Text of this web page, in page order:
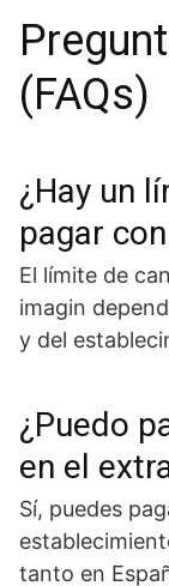
(FAQs)
¿Hay un
pagar
El límite de
imagin
y del
¿Puedo
en el
Sí, puedes
tanto en